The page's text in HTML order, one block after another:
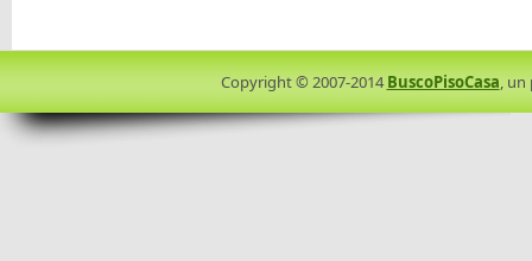
Copyright © 2007-2014BuscoPisoCasa ,